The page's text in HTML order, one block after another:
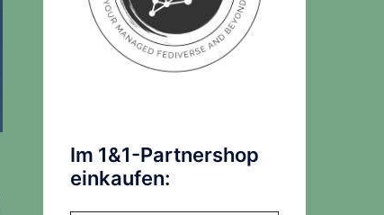
Im 1&1-Partnershop
einkaufen: